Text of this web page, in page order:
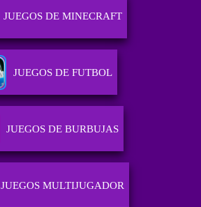
JUEGOS DE MINECRAFT
JUEGOS DE FUTBOL
JUEGOS DE BURBUJAS
JUEGOS MULTIJUGADOR